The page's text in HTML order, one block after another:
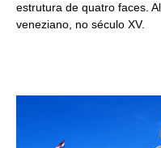
estrutura de quatro faces.
veneziano, no século XV.